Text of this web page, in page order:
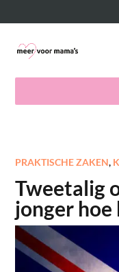
PRAKTISCHE ZAKEN,
Tweetalig
jonger hoe